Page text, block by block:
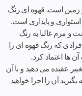
زمین است. قهوه ای رنگ
استواری و پایداری است.
و مرم غالبا به رنگ
که رنگ قهوه ای را
ها اعتماد کرد.
عقیده می دهید و با آن
آن را اجرا خواهید